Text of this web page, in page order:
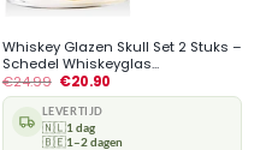
Whiskey Glazen Skull Set 2 Stuks –
Schedel Whiskeyglas...
€24.99 €20.90
LEVERTIJD
🇳🇱1 dag
🇧🇪1–2 dagen